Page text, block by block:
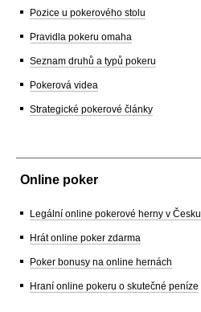
Pozice u pokerového stolu
Pravidla pokeru omaha
Seznam druhů a typů pokeru
Pokerová videa
Strategické pokerové články
Online poker
Legální online pokerové herny v Česku
Hrát online poker zdarma
Poker bonusy na online hernách
Hraní online pokeru o skutečné peníze